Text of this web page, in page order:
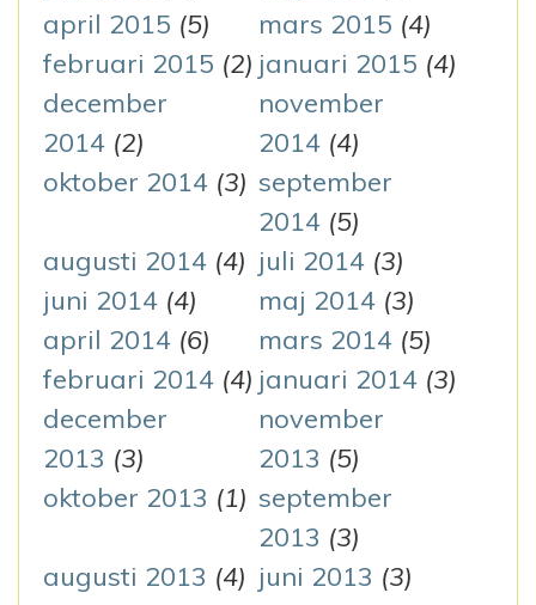
april 2015 (5) mars 2015 (4)
februari 2015 (2) januari 2015 (4)
december
2014 (2)
november
2014 (4)
oktober 2014 (3) september
2014 (5)
augusti 2014 (4) juli 2014 (3)
juni 2014 (4) maj 2014 (3)
april 2014 (6) mars 2014 (5)
februari 2014 (4) januari 2014 (3)
december
2013 (3)
november
2013 (5)
oktober 2013 (1) september
2013 (3)
augusti 2013 (4) juni 2013 (3)